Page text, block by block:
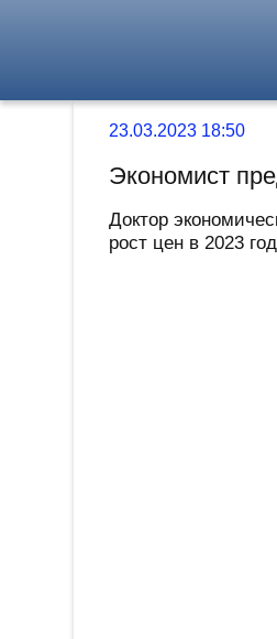
23.03.2023 18:50
Экономист
Доктор
рост цен в 2023